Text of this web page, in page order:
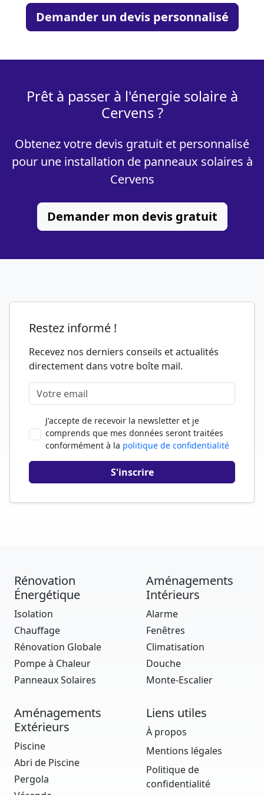
Demander un devis personnalisé
Prêt à passer à l'énergie solaire à
Cervens ?
Obtenez votre devis gratuit et personnalisé
pour une installation de panneaux solaires à
Cervens
Demander mon devis gratuit
Restez informé !
Recevez nos derniers conseils et actualités
directement dans votre boîte mail.
J'accepte de recevoir la newsletter et je
comprends que mes données seront traitées
conformément à la politique de confidentialité
Rénovation
Énergétique
Isolation
Chauffage
Rénovation Globale
Pompe à Chaleur
Panneaux Solaires
Aménagements
Intérieurs
Alarme
Fenêtres
Climatisation
Douche
Monte-Escalier
Aménagements
Extérieurs
Piscine
Abri de Piscine
Pergola
Liens utiles
À propos
Mentions légales
Politique de
confidentialité